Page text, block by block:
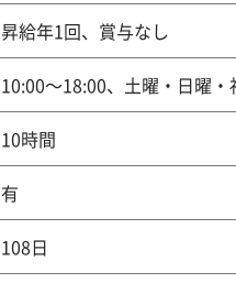
昇給年1回、賞与なし
10:00～18:00、土曜・日曜
10時間
有
108日